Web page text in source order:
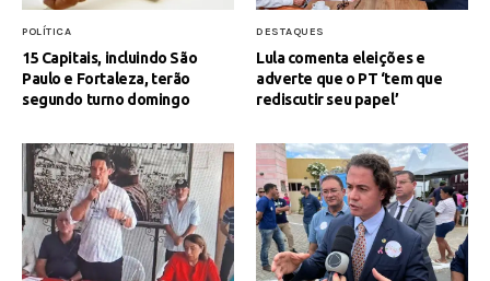
POLÍTICA
15 Capitais, incluindo São
Paulo e Fortaleza, terão
segundo turno domingo
DESTAQUES
Lula comenta eleições e
adverte que o PT ‘tem que
rediscutir seu papel’